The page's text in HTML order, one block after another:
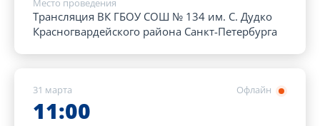
Место проведения
Трансляция ВК ГБОУ СОШ № 134 им. С. Дудко
Красногвардейского района Санкт-Петербурга
Офлайн
31 марта
11:00